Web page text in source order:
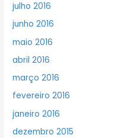
julho 2016
junho 2016
maio 2016
abril 2016
março 2016
fevereiro 2016
janeiro 2016
dezembro 2015